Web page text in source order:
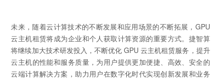
未来，随着云计算技术的不断发展和应用场景的不断拓展，GPU
云主机租赁将成为企业和个人获取计算资源的重要方式。捷智算
将继续加大技术研发投入，不断优化 GPU 云主机租赁服务，提升
云主机的性能和服务质量，为用户提供更加便捷、高效、安全的
云端计算解决方案，助力用户在数字化时代实现创新发展和业务